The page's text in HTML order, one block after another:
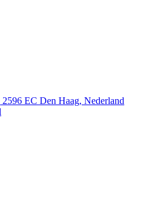
2596 EC Den Haag, Nederland